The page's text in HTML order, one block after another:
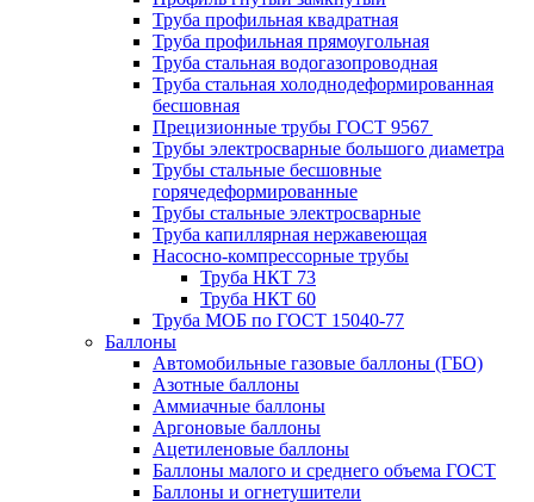
Труба профильная квадратная
Труба профильная прямоугольная
Труба стальная водогазопроводная
Труба стальная холоднодеформированная
бесшовная
Прецизионные трубы ГОСТ 9567
Трубы электросварные большого диаметра
Трубы стальные бесшовные
горячедеформированные
Трубы стальные электросварные
Труба капиллярная нержавеющая
Насосно-компрессорные трубы
Труба НКТ 73
Труба НКТ 60
Труба МОБ по ГОСТ 15040-77
Баллоны
Автомобильные газовые баллоны (ГБО)
Азотные баллоны
Аммиачные баллоны
Аргоновые баллоны
Ацетиленовые баллоны
Баллоны малого и среднего объема ГОСТ
Баллоны и огнетушители